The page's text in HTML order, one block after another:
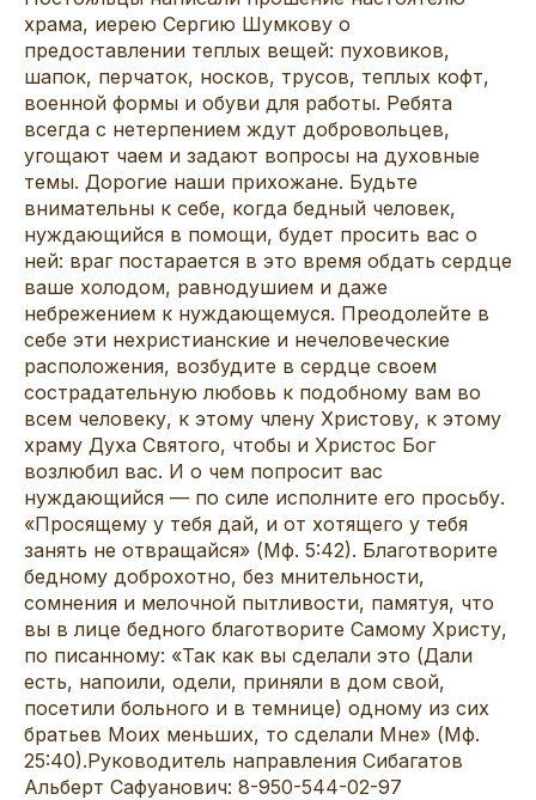
храма, иерею Сергию Шумкову о
предоставлении теплых вещей: пуховиков,
шапок, перчаток, носков, трусов, теплых кофт,
военной формы и обуви для работы. Ребята
всегда с нетерпением ждут добровольцев,
угощают чаем и задают вопросы на духовные
темы. Дорогие наши прихожане. Будьте
внимательны к себе, когда бедный человек,
нуждающийся в помощи, будет просить вас о
ней: враг постарается в это время обдать сердце
ваше холодом, равнодушием и даже
небрежением к нуждающемуся. Преодолейте в
себе эти нехристианские и нечеловеческие
расположения, возбудите в сердце своем
сострадательную любовь к подобному вам во
всем человеку, к этому члену Христову, к этому
храму Духа Святого, чтобы и Христос Бог
возлюбил вас. И о чем попросит вас
нуждающийся — по силе исполните его просьбу.
«Просящему у тебя дай, и от хотящего у тебя
занять не отвращайся» (Мф. 5:42). Благотворите
бедному доброхотно, без мнительности,
сомнения и мелочной пытливости, памятуя, что
вы в лице бедного благотворите Самому Христу,
по писанному: «Так как вы сделали это (Дали
есть, напоили, одели, приняли в дом свой,
посетили больного и в темнице) одному из сих
братьев Моих меньших, то сделали Мне» (Мф.
25:40).Руководитель направления Сибагатов
Альберт Сафуанович: 8-950-544-02-97